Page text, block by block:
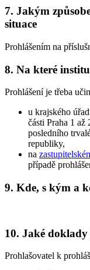
7. Jakým
situace
Prohlášením na
8. Na které
Prohlášení je třeba
u krajského
části Praha 1 až
posledního
republiky,
na
případě
9. Kde, s kým a
10. Jaké doklady
Prohlašovatel k